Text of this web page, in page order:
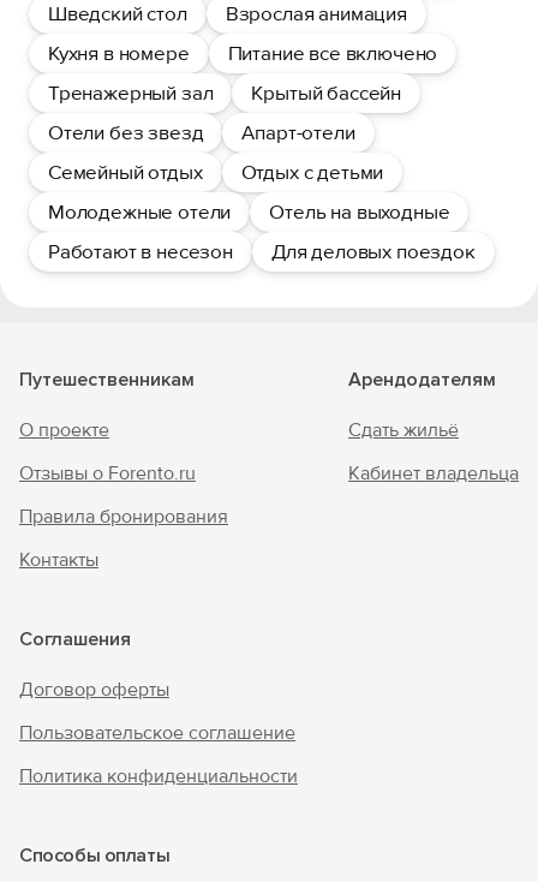
Шведский стол
Взрослая анимация
Кухня в номере
Питание все включено
Тренажерный зал
Крытый бассейн
Отели без звезд
Апарт-отели
Семейный отдых
Отдых с детьми
Молодежные отели
Отель на выходные
Работают в несезон
Для деловых поездок
Путешественникам
О проекте
Отзывы о Forento.ru
Правила бронирования
Контакты
Арендодателям
Сдать жильё
Кабинет владельца
Соглашения
Договор оферты
Пользовательское соглашение
Политика конфиденциальности
Способы оплаты